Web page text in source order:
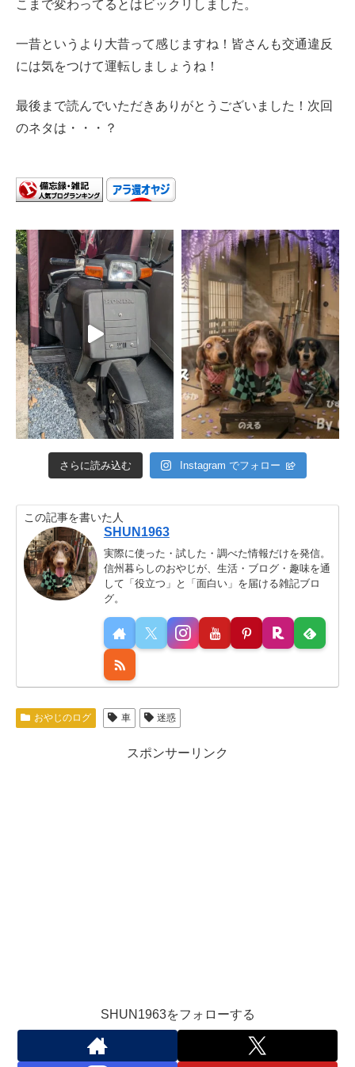
こまで変わってるとはビックリしました。
一昔というより大昔って感じますね！皆さんも交通違反
には気をつけて運転しましょうね！
最後まで読んでいただきありがとうございました！次回
のネタは・・・？
さらに読み込む Instagram でフォロー
この記事を書いた人
SHUN1963
実際に使った・試した・調べた情報だけを発信。
信州暮らしのおやじが、生活・ブログ・趣味を通
して「役立つ」と「面白い」を届ける雑記ブロ
グ。
おやじのログ 車 迷惑
スポンサーリンク
SHUN1963をフォローする